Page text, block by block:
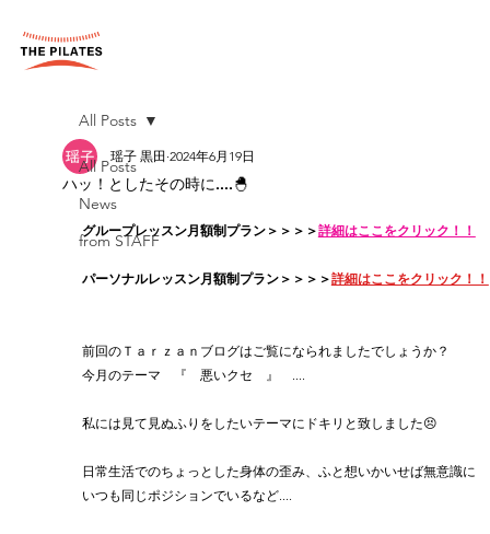
All Posts
News
from STAFF
All Posts
ハッ！としたその時に....🐣
瑶子 黒田 2024年6月19日
グループレッスン月額制プラン＞＞＞＞詳細はここをクリック！！
パーソナルレッスン月額制プラン＞＞＞＞詳細はここをクリック！！
前回のＴａｒｚａｎブログはご覧になられましたでしょうか？
今月のテーマ　『　悪いクセ　』　....
私には見て見ぬふりをしたいテーマにドキリと致しました😣
日常生活でのちょっとした身体の歪み、ふと想いかいせば無意識に
いつも同じポジションでいるなど....